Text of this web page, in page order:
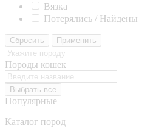
Вязка
Потерялись / Найдены
Сбросить Применить
Породы кошек
Выбрать все
Популярные
Каталог пород